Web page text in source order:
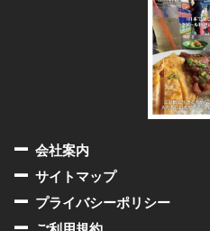
会社案内
サイトマップ
プライバシーポリシー